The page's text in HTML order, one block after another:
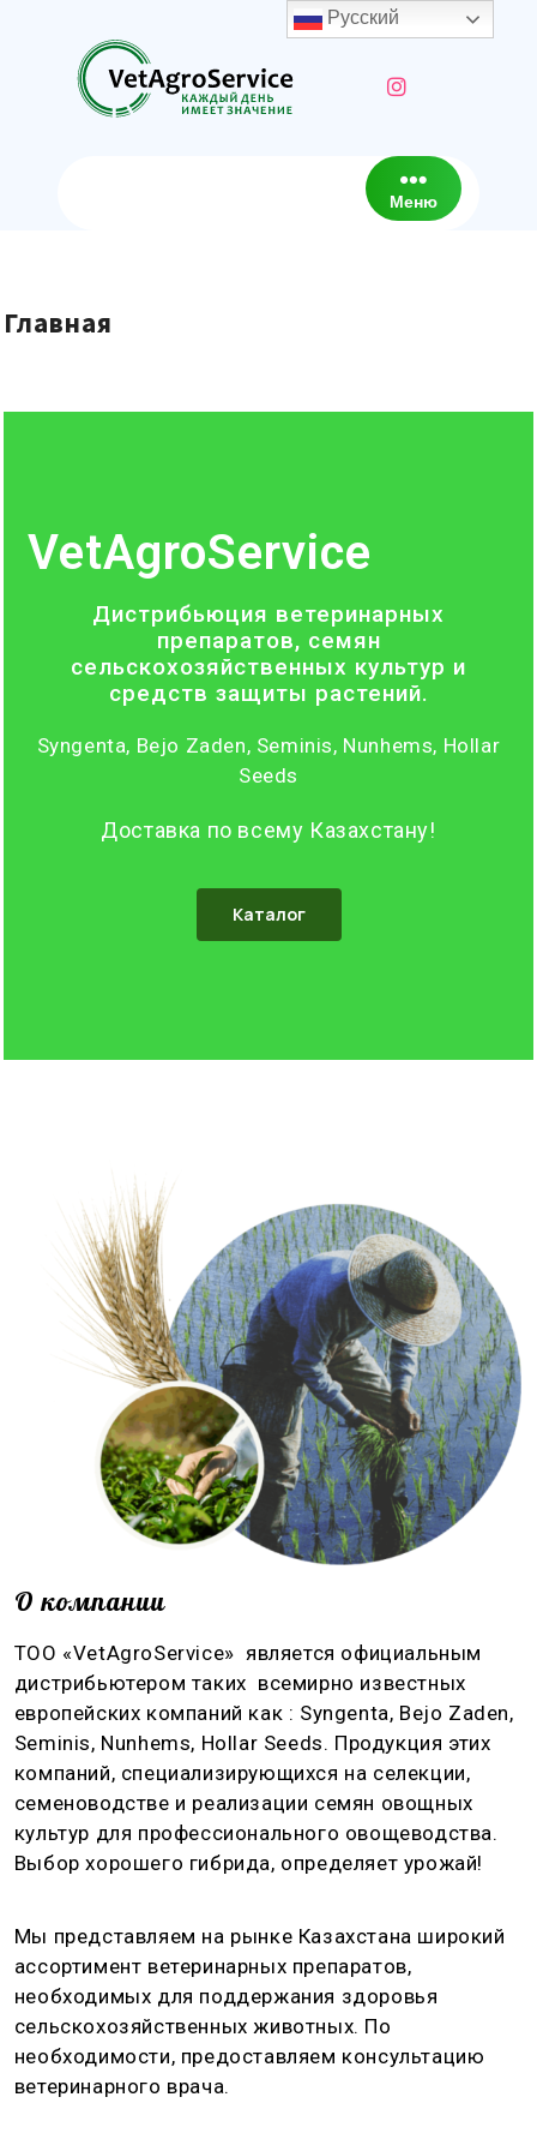
Меню
Главная
VetAgroService
Дистрибьюция ветеринарных
препаратов, семян
сельскохозяйственных культур и
средств защиты растений.
Syngenta, Bejo Zaden, Seminis, Nunhems, Hollar
Seeds
Доставка по всему Казахстану!
Каталог
О компании
ТОО «VetAgroService» является официальным
дистрибьютером таких всемирно известных
европейских компаний как : Syngenta, Bejo Zaden,
Seminis, Nunhems, Hollar Seeds. Продукция этих
компаний, специализирующихся на селекции,
семеноводстве и реализации семян овощных
культур для профессионального овощеводства.
Выбор хорошего гибрида, определяет урожай!
Мы представляем на рынке Казахстана широкий
ассортимент ветеринарных препаратов,
необходимых для поддержания здоровья
сельскохозяйственных животных. По
необходимости, предоставляем консультацию
ветеринарного врача.
Русский